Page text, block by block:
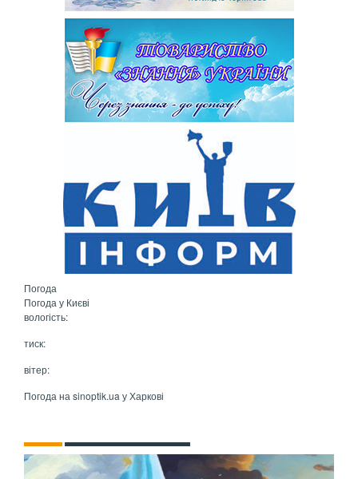
Погода
Погода у Києві
вологість:
тиск:
вітер:
Погода на sinoptik.ua у Харкові